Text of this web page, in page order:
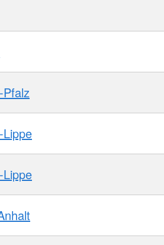
Pfalz